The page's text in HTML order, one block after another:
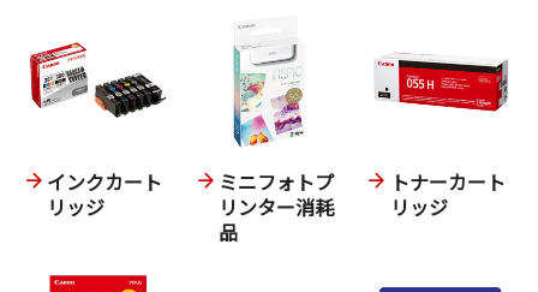
インクカート
リッジ
ミニフォトプ
リンター消耗
品
トナーカート
リッジ